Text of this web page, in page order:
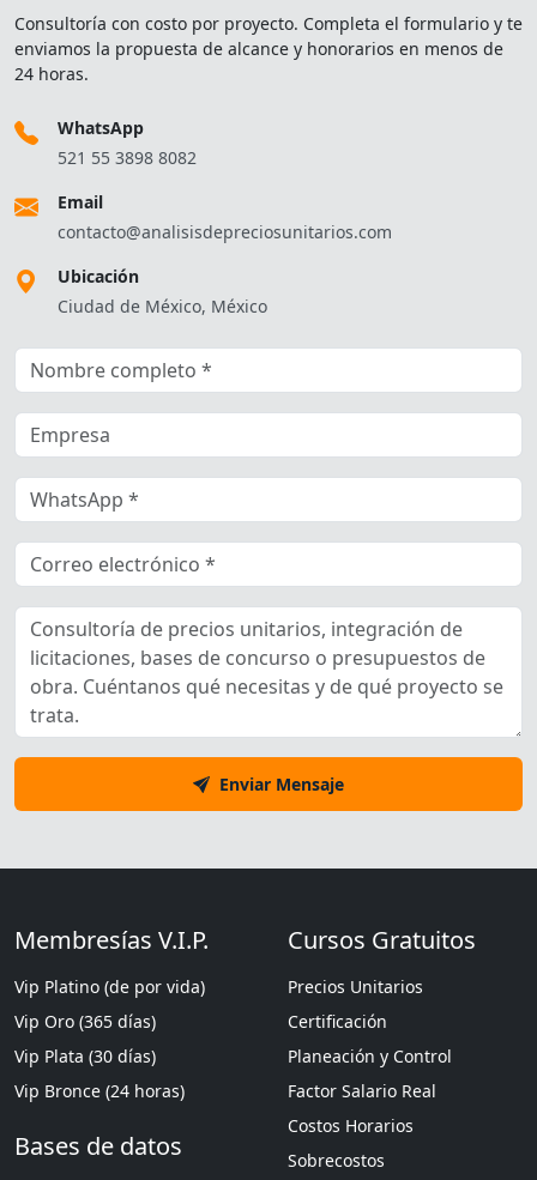
Consultoría con costo por proyecto. Completa el formulario y te
enviamos la propuesta de alcance y honorarios en menos de
24 horas.
WhatsApp
521 55 3898 8082
Email
contacto@analisisdepreciosunitarios.com
Ubicación
Ciudad de México, México
Enviar Mensaje
Membresías V.I.P.
Vip Platino (de por vida)
Vip Oro (365 días)
Vip Plata (30 días)
Vip Bronce (24 horas)
Bases de datos
Cursos Gratuitos
Precios Unitarios
Certificación
Planeación y Control
Factor Salario Real
Costos Horarios
Sobrecostos